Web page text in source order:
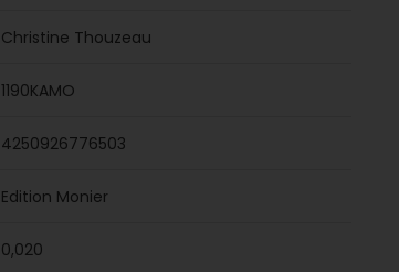
Christine Thouzeau
1190KAMO
4250926776503
Edition Monier
0,020